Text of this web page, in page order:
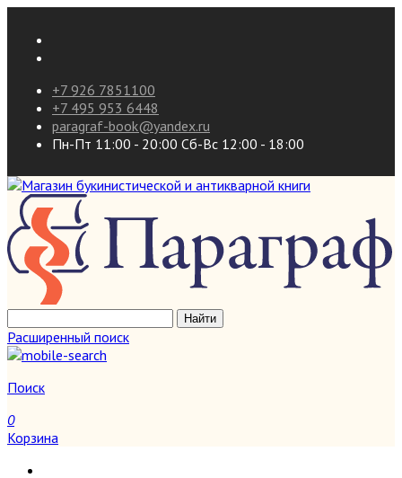
+7 926 7851100
+7 495 953 6448
paragraf-book@yandex.ru
Пн-Пт 11:00 - 20:00 Сб-Вс 12:00 - 18:00
Расширенный поиск
Поиск
0
Корзина